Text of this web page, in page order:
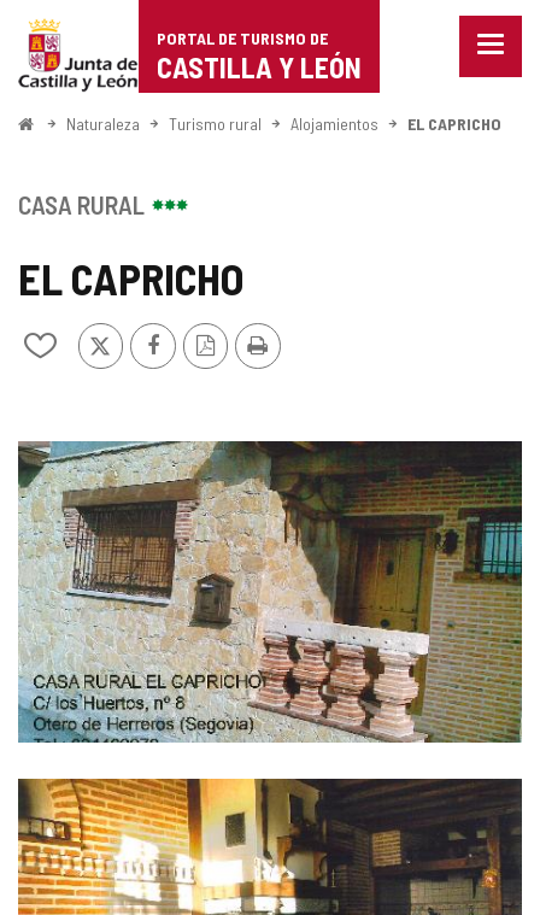
Portal
de
Turismo
Castilla
León
PORTAL DE TURISMO DE
CASTILLA Y LEÓN
Menu
InicioNaturaleza Turismo rural Alojamientos EL CAPRICHO
EL CAPRICHO
Añadir/quitar
X FacebookVersión
PDF
Imprimir
GALERÍA
DE
IMÁGENES
CASA RURAL